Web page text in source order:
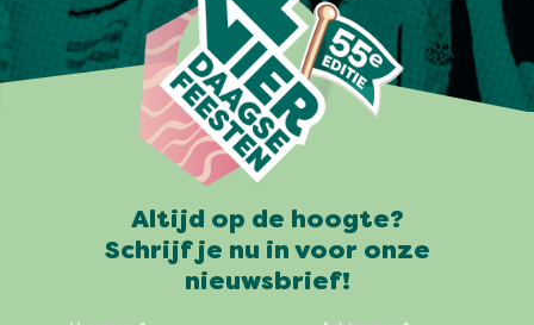
Altijd op de hoogte?
Schrijf je nu in voor onze
nieuwsbrief!